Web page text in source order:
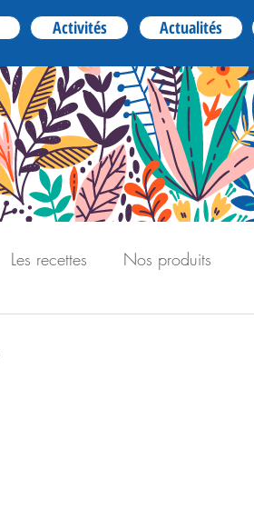
Activités Actualités
Les recettes Nos produits